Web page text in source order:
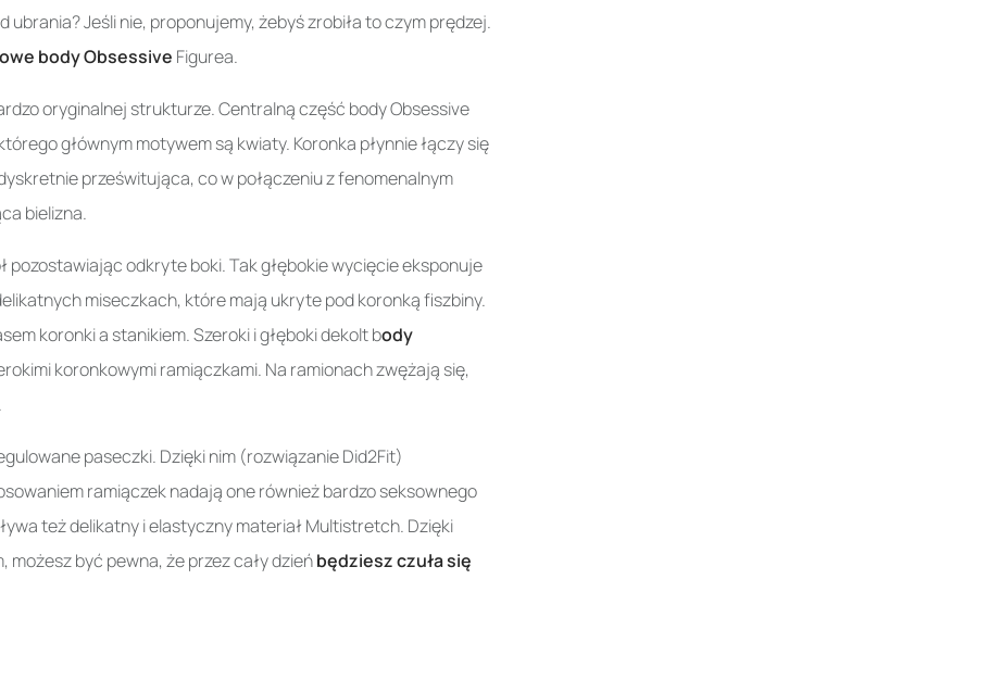
Jeśli nie, proponujemy, żebyś zrobiła to czym prędzej.
body Obsessive Figurea.
oryginalnej strukturze. Centralną część body Obsessive
głównym motywem są kwiaty. Koronka płynnie łączy się
prześwitująca, co w połączeniu z fenomenalnym
bielizna.
pozostawiając odkryte boki. Tak głębokie wycięcie eksponuje
miseczkach, które mają ukryte pod koronką fiszbiny.
koronki a stanikiem. Szeroki i głęboki dekolt body
koronkowymi ramiączkami. Na ramionach zwężają się,
paseczki. Dzięki nim (rozwiązanie Did2Fit)
ramiączek nadają one również bardzo seksownego
też delikatny i elastyczny materiał Multistretch. Dzięki
być pewna, że przez cały dzieńbędziesz czuła się